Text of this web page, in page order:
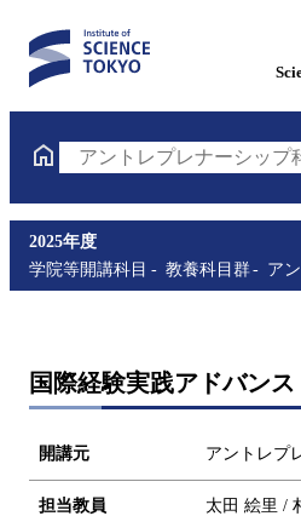
アントレプレナーシップ
2025年度
学院等開講科目
教養科目群 ア
国際経験実践アドバン
開講元 アントレプ
担当教員 太田 絵里 /